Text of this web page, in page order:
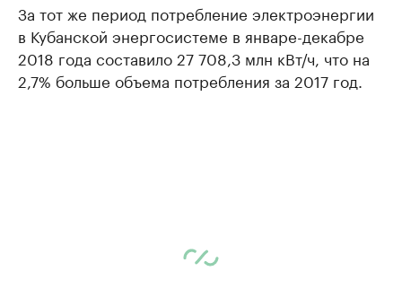
За тот же период потребление электроэнергии
в Кубанской энергосистеме в январе-декабре
2018 года составило 27 708,3 млн кВт/ч, что на
2,7% больше объема потребления за 2017 год.